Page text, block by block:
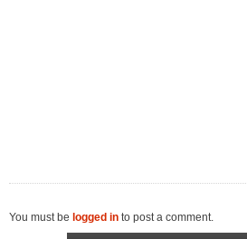
You must be logged in to post a comment.